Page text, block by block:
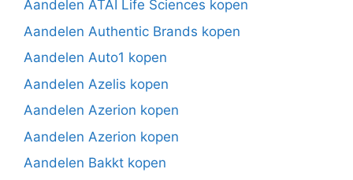
Aandelen ATAI Life Sciences kopen
Aandelen Authentic Brands kopen
Aandelen Auto1 kopen
Aandelen Azelis kopen
Aandelen Azerion kopen
Aandelen Azerion kopen
Aandelen Bakkt kopen